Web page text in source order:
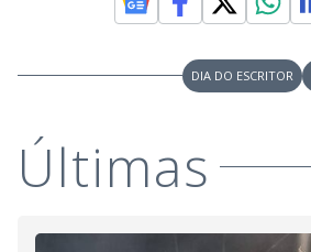
DIA DO ESCRITOR
Últimas